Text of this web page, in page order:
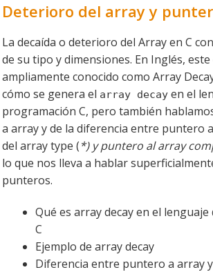
Deterioro del array y
La decaída o deterioro del Array en C
de su tipo y dimensiones. En Inglés,
ampliamente conocido como Array
cómo se genera el array decay en el
programación C, pero también
a array y de la diferencia entre puntero
del array type (*) y puntero al array
lo que nos lleva a hablar
punteros.
Qué es array decay en el
C
Ejemplo de array decay
Diferencia entre puntero a array